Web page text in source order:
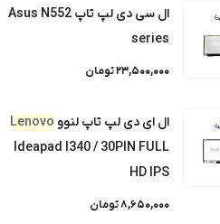
ال سی دی لپ تاپ Asus N552
series
23,500,000 تومان
ال ای دی لپ تاپ لنوو Lenovo
Ideapad l340 / 30PIN FULL
HD IPS
8,650,000 تومان